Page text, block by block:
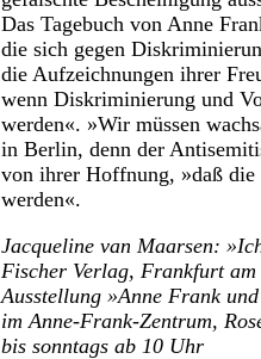
Das Tagebuch von Anne
die sich gegen
die Aufzeichnungen ihrer
wenn Diskriminierung und
werden«. »Wir müssen
in Berlin, denn der
von ihrer Hoffnung, »daß
werden«.
Jacqueline van Maarsen:
Fischer Verlag, Frankfurt
Ausstellung »Anne Frank
im Anne-Frank-Zentrum,
bis sonntags ab 10 Uhr